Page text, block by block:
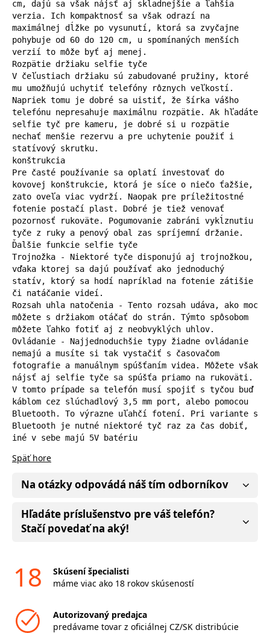
cm, dajú sa však nájsť aj skladnejšie a ľahšia
verzia. Ich kompaktnosť sa však odrazí na
maximálnej dĺžke po vysunutí, ktorá sa zvyčajne
pohybuje od 60 do 120 cm, u spomínaných menších
verzií to môže byť aj menej.
Rozpätie držiaku selfie tyče
V čeľustiach držiaku sú zabudované pružiny, ktoré
mu umožňujú uchytiť telefóny rôznych veľkostí.
Napriek tomu je dobré sa uistiť, že šírka vášho
telefónu nepresahuje maximálnu rozpätie. Ak hľadáte
selfie tyč pre kameru, je dobré si u rozpätie
nechať menšie rezervu a pre uchytenie použiť i
statívový skrutku.
konštrukcia
Pre časté používanie sa oplatí investovať do
kovovej konštrukcie, ktorá je síce o niečo ťažšie,
zato oveľa viac vydrží. Naopak pre príležitostné
fotenie postačí plast. Dobré je tiež venovať
pozornosť rukoväte. Pogumovanie zabráni vykĺznutiu
tyče z ruky a penový obal zas spríjemní držanie.
Ďalšie funkcie selfie tyče
Trojnožka - Niektoré tyče disponujú aj trojnožkou,
vďaka ktorej sa dajú používať ako jednoduchý
statív, ktorý sa hodí napríklad na fotenie zátišie
či natáčanie videí.
Rozsah uhla natočenia - Tento rozsah udáva, ako moc
môžete s držiakom otáčať do strán. Týmto spôsobom
môžete ľahko fotiť aj z neobvyklých uhlov.
Ovládanie - Najjednoduchšie typy žiadne ovládanie
nemajú a musíte si tak vystačiť s časovačom
fotografie a manuálnym spúšťaním videa. Môžete však
nájsť aj selfie tyče sa spúšťa priamo na rukoväti.
V tomto prípade sa telefón musí spojiť s tyčou buď
káblom cez slúchadlový 3,5 mm port, alebo pomocou
Bluetooth. To výrazne uľahčí fotení. Pri variante s
Bluetooth je nutné niektoré tyč raz za čas dobiť,
iné v sebe majú 5V batériu
Späť hore
Na otázky odpovádá náš tím odborníkov
Hľadáte príslušenstvo pre váš telefón?
Stačí povedať na aký!
18
Skúsení špecialisti
máme viac ako 18 rokov skúseností
Autorizovaný predajca
predávame tovar z oficiálnej CZ/SK distribúcie